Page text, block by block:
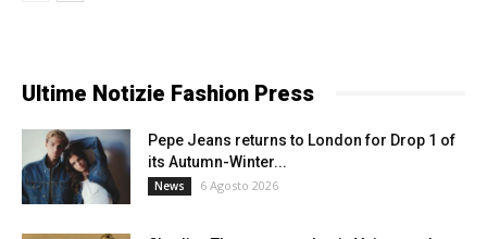
Ultime Notizie Fashion Press
Pepe Jeans returns to London for Drop 1 of
its Autumn-Winter...
News 6 Agosto 2026